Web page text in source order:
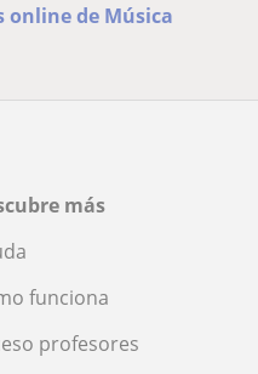
online de Música
más
funciona
profesores